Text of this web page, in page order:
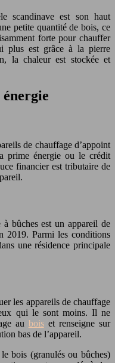
scandinave est son haut
petite quantité de bois, ce
forte pour chauffer
plus est grâce à la pierre
la chaleur est stockée et
de chauffage d’appoint
prime énergie ou le crédit
financier est tributaire de
bûches est un appareil de
2019. Parmi les conditions
une résidence principale
les appareils de chauffage
qui le sont moins. Il ne
au boiset renseigne sur
bas de l’appareil.
bois (granulés ou bûches)